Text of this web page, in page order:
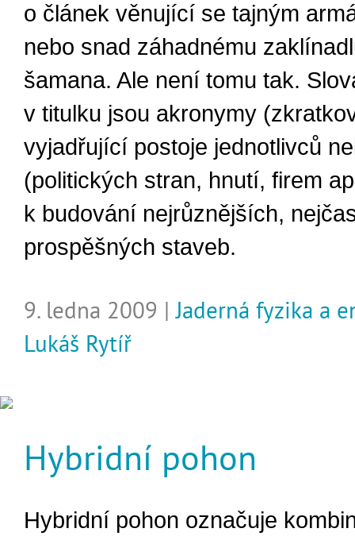
o článek věnující se tajným
nebo snad záhadnému
šamana. Ale není tomu tak.
v titulku jsou akronymy
vyjadřující postoje jednotlivců
(politických stran, hnutí, firem
k budování nejrůznějších,
prospěšných staveb.
9. ledna 2009 |Jaderná fyzika a
Lukáš Rytíř
Hybridní pohon
Hybridní pohon označuje